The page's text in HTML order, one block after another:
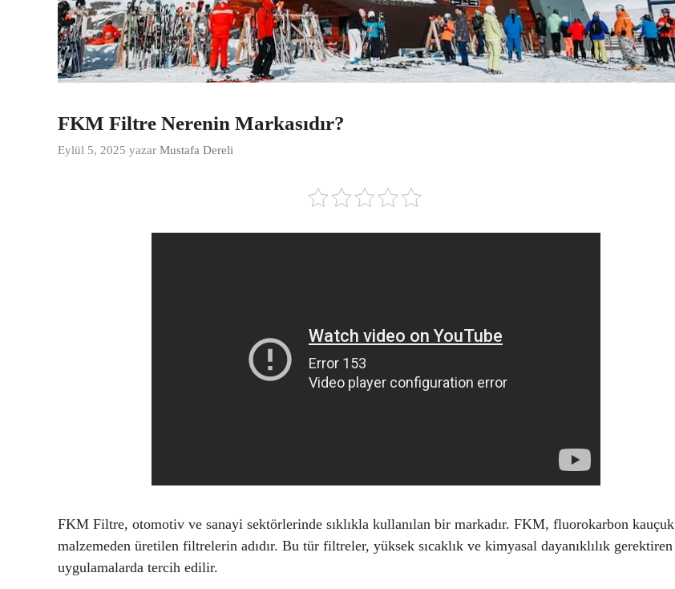
FKM Filtre Nerenin Markasıdır?
Eylül 5, 2025 yazar Mustafa Dereli
FKM Filtre, otomotiv ve sanayi sektörlerinde sıklıkla kullanılan bir markadır. FKM, fluorokarbon kauçuk
malzemeden üretilen filtrelerin adıdır. Bu tür filtreler, yüksek sıcaklık ve kimyasal dayanıklılık gerektiren
uygulamalarda tercih edilir.